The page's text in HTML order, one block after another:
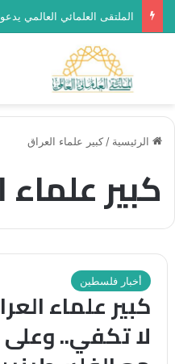
بحث عن
الرئيسية / كبير علماء العراق
كبير
أخبار فلسطين
كبير علماء
لا تكفي.. وعلى